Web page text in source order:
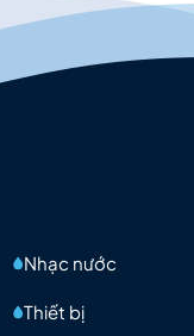
Nhạc nước
Thiết bị